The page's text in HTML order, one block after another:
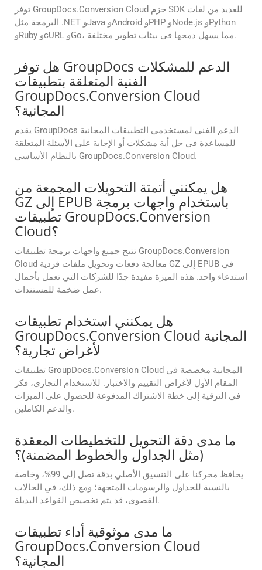
توفر GroupDocs.Conversion Cloud حزم SDK للعديد من لغات
البرمجة مثل .NET وJava وAndroid وPHP وNode.js وPython
وRuby وcURL وGo، مما يسهل دمجها في بيئات تطوير مختلفة.
هل توفر GroupDocs الدعم للمشكلات
الفنية المتعلقة بتطبيقات
GroupDocs.Conversion Cloud
المجانية؟
يقدم GroupDocs الدعم الفني لمستخدمي التطبيقات المجانية
للمساعدة في حل أية مشكلات أو الإجابة على الأسئلة المتعلقة
بالنظام الأساسي GroupDocs.Conversion Cloud.
هل يمكنني أتمتة التحويلات المجمعة من
GZ إلى EPUB باستخدام واجهات برمجة
تطبيقات GroupDocs.Conversion
Cloud؟
تتيح جميع واجهات برمجة تطبيقات GroupDocs.Conversion
Cloud معالجة دفعات وتحويل ملفات فردية GZ إلى EPUB في
استدعاء واحد. هذه الميزة مفيدة جدًا للشركات التي تعمل بأحمال
عمل ضخمة للمستندات.
هل يمكنني استخدام تطبيقات
GroupDocs.Conversion Cloud المجانية
لأغراض تجارية؟
تطبيقات GroupDocs.Conversion Cloud المجانية مخصصة في
المقام الأول لأغراض التقييم والاختبار. للاستخدام التجاري، فكر
في الترقية إلى خطة الاشتراك المدفوعة للحصول على الميزات
والدعم الكاملين.
ما مدى دقة التحويل للتخطيطات المعقدة
(مثل الجداول والخطوط المضمنة)؟
يحافظ محركنا على التنسيق الأصلي بدقة تصل إلى 99%، وخاصة
بالنسبة للجداول والرسومات المتجهة؛ ومع ذلك، في الحالات
القصوى، قد يتم تخصيص القواعد البديلة.
ما مدى موثوقية أداء تطبيقات
GroupDocs.Conversion Cloud
المجانية؟